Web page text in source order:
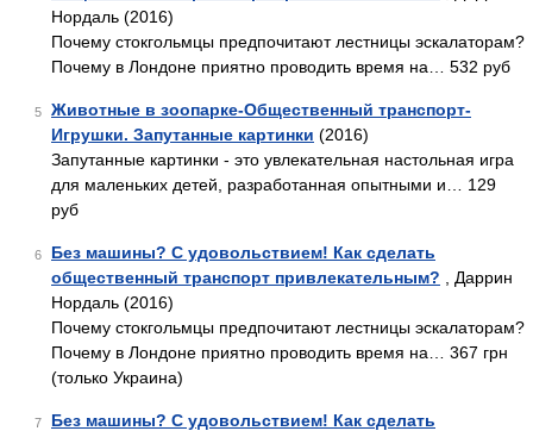
Нордаль (2016)
Почему стокгольмцы предпочитают лестницы эскалаторам?
Почему в Лондоне приятно проводить время на… 532 руб
5
Животные в зоопарке-Общественный транспорт-
Игрушки. Запутанные картинки (2016)
Запутанные картинки - это увлекательная настольная игра
для маленьких детей, разработанная опытными и… 129
руб
6
Без машины? С удовольствием! Как сделать
общественный транспорт привлекательным? , Даррин
Нордаль (2016)
Почему стокгольмцы предпочитают лестницы эскалаторам?
Почему в Лондоне приятно проводить время на… 367 грн
(только Украина)
7
Без машины? С удовольствием! Как сделать